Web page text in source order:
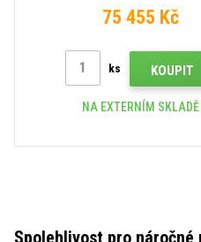
Fi, 4G, SSD, Win. 10 Pro
75 455 Kč
ks KOUPIT
NA EXTERNÍM SKLADĚ
Spolehlivost pro